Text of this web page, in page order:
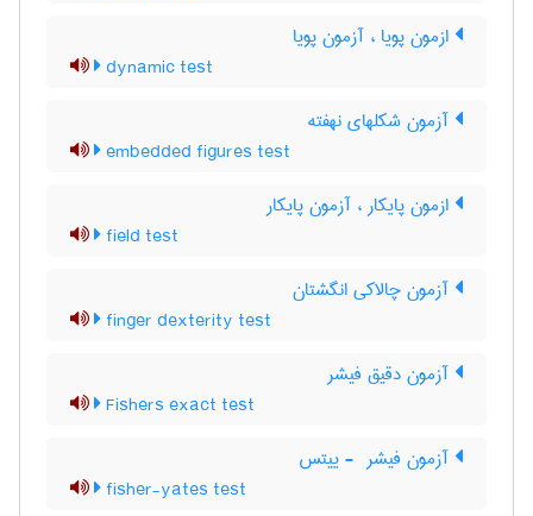
ازمون پویا ، آزمون پویا
dynamic test
آزمون شکلهای نهفته
embedded figures test
ازمون پایکار ، آزمون پایکار
field test
آزمون چالاکی انگشتان
finger dexterity test
آزمون دقیق فیشر
Fishers exact test
آزمون فیشر ‎ - ییتس
fisher-yates test